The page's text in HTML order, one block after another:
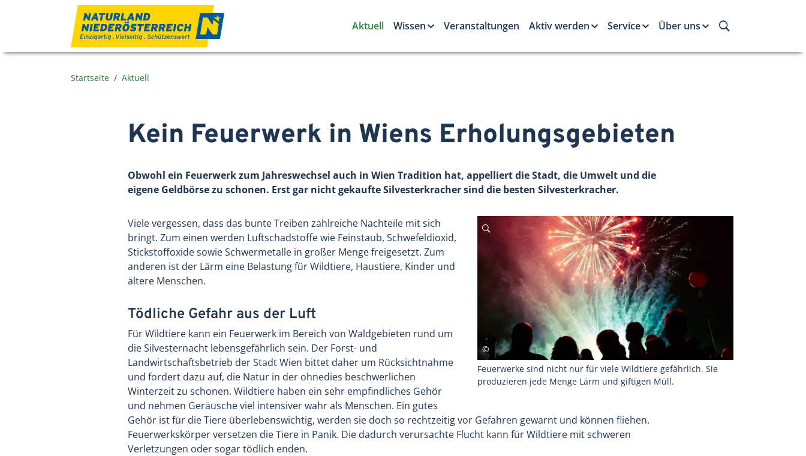
Aktuell
Wissen Veranstaltungen Aktiv werden Service Über uns
Startseite Aktuell
Kein Feuerwerk in Wiens Erholungsgebieten
Obwohl ein Feuerwerk zum Jahreswechsel auch in Wien Tradition hat, appelliert die Stadt, die Umwelt und die
eigene Geldbörse zu schonen. Erst gar nicht gekaufte Silvesterkracher sind die besten Silvesterkracher.
Feuerwerke sind nicht nur für viele Wildtiere gefährlich. Sie
produzieren jede Menge Lärm und giftigen Müll.
Viele vergessen, dass das bunte Treiben zahlreiche Nachteile mit sich
bringt. Zum einen werden Luftschadstoffe wie Feinstaub, Schwefeldioxid,
Stickstoffoxide sowie Schwermetalle in großer Menge freigesetzt. Zum
anderen ist der Lärm eine Belastung für Wildtiere, Haustiere, Kinder und
ältere Menschen.
Tödliche Gefahr aus der Luft
Für Wildtiere kann ein Feuerwerk im Bereich von Waldgebieten rund um
die Silvesternacht lebensgefährlich sein. Der Forst- und
Landwirtschaftsbetrieb der Stadt Wien bittet daher um Rücksichtnahme
und fordert dazu auf, die Natur in der ohnedies beschwerlichen
Winterzeit zu schonen. Wildtiere haben ein sehr empfindliches Gehör
und nehmen Geräusche viel intensiver wahr als Menschen. Ein gutes
Gehör ist für die Tiere überlebenswichtig, werden sie doch so rechtzeitig vor Gefahren gewarnt und können fliehen.
Feuerwerkskörper versetzen die Tiere in Panik. Die dadurch verursachte Flucht kann für Wildtiere mit schweren
Verletzungen oder sogar tödlich enden.